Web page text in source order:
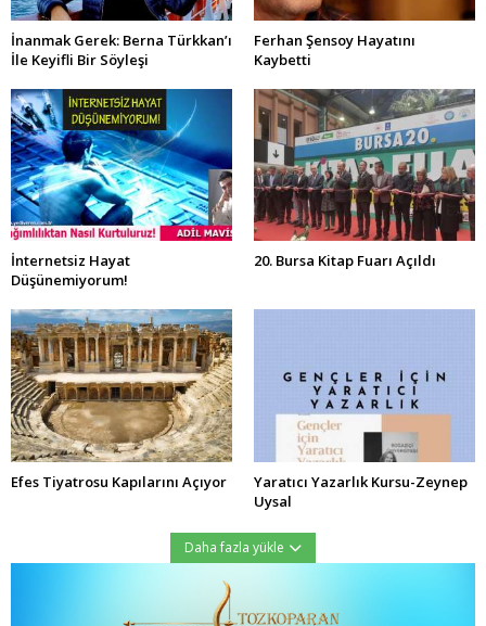
İnanmak Gerek: Berna Türkkan’ı
İle Keyifli Bir Söyleşi
Ferhan Şensoy Hayatını
Kaybetti
İnternetsiz Hayat
Düşünemiyorum!
20. Bursa Kitap Fuarı Açıldı
Efes Tiyatrosu Kapılarını Açıyor
Yaratıcı Yazarlık Kursu-Zeynep
Uysal
Daha fazla yükle